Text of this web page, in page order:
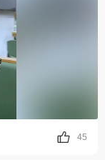
45